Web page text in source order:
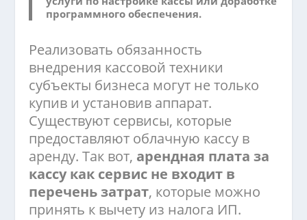
программного обеспечения.
Реализовать обязанность
внедрения кассовой техники
субъекты бизнеса могут не только
купив и установив аппарат.
Существуют сервисы, которые
предоставляют облачную кассу в
аренду. Так вот, арендная плата за
кассу как сервис не входит в
перечень затрат, которые можно
принять к вычету из налога ИП.